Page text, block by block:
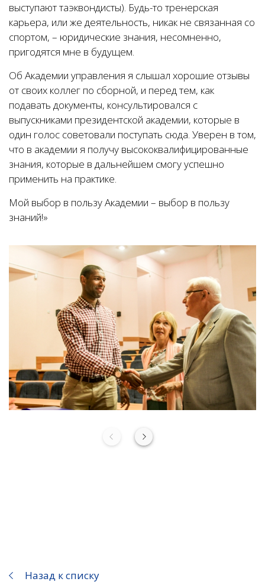
выступают таэквондисты). Будь-то тренерская
карьера, или же деятельность, никак не связанная со
спортом, – юридические знания, несомненно,
пригодятся мне в будущем.
Об Академии управления я слышал хорошие отзывы
от своих коллег по сборной, и перед тем, как
подавать документы, консультировался с
выпускниками президентской академии, которые в
один голос советовали поступать сюда. Уверен в том,
что в академии я получу высококвалифицированные
знания, которые в дальнейшем смогу успешно
применить на практике.
Мой выбор в пользу Академии – выбор в пользу
знаний!»
Назад к списку